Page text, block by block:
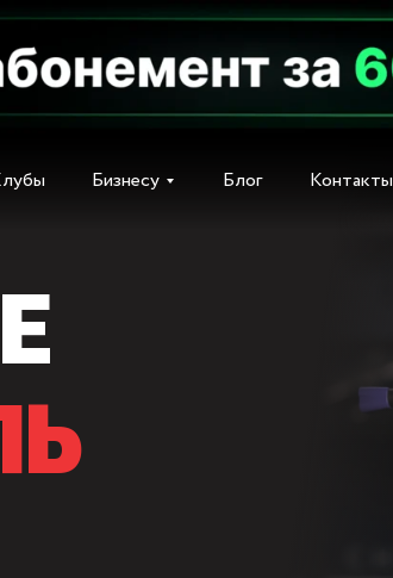
Клубы Контакты
Блог Контакты
Бизнесу